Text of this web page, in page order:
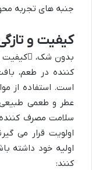
جنبه های تجربه
کیفیت و
بدون شک، کیفیت
کننده در طعم،
است. استفاده از
عطر و طعمی
سلامت مصرف کننده
اولویت قرار می
اولیه خود داشته
کنند: